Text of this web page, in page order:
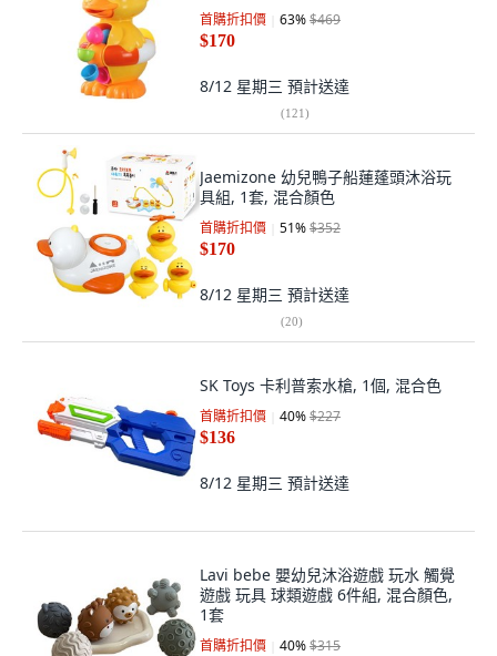
首購折扣價 63%$469
$170
8/12 星期三 預計送達
(121)
Jaemizone 幼兒鴨子船蓮蓬頭沐浴玩
具組, 1套, 混合顏色
首購折扣價 51%$352
$170
8/12 星期三 預計送達
(20)
SK Toys 卡利普索水槍, 1個, 混合色
首購折扣價 40%$227
$136
8/12 星期三 預計送達
Lavi bebe 嬰幼兒沐浴遊戲 玩水 觸覺
遊戲 玩具 球類遊戲 6件組, 混合顏色,
1套
首購折扣價 40%$315